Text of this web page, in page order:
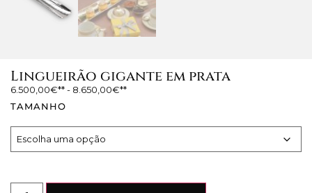
Lingueirão gigante em prata
6.500,00€ - 8.650,00€
TAMANHO